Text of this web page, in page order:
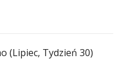
(Lipiec, Tydzień 30)